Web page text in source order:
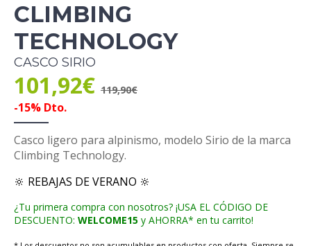
CLIMBING
TECHNOLOGY
CASCO SIRIO
101,92€ 119,90€
-15% Dto.
Casco ligero para alpinismo, modelo Sirio de la marca
Climbing Technology.
🔆 REBAJAS DE VERANO 🔆
¿Tu primera compra con nosotros? ¡USA EL CÓDIGO DE
DESCUENTO: WELCOME15 y AHORRA* en tu carrito!